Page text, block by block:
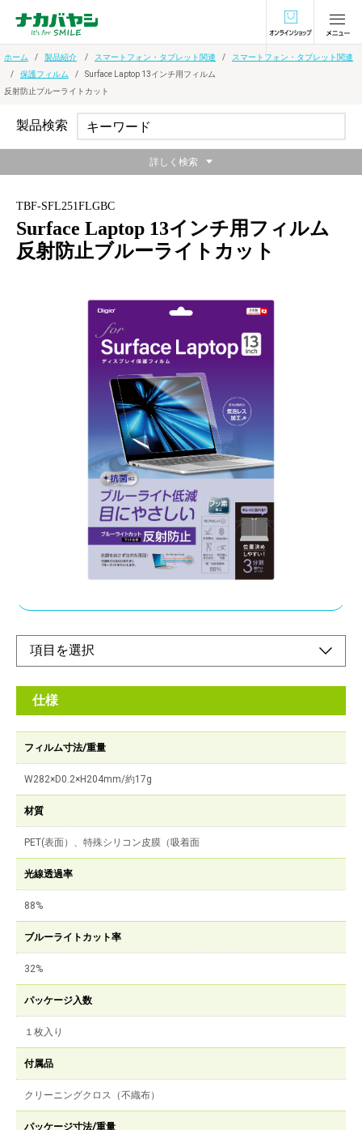
オンラインショ
ホーム 製品紹介 スマートフォン・タブレット関連
スマートフォン・タブレット関連
保護フィルム
Surface Laptop 13インチ用フィルム
反射防止ブルーライトカット
TBF-SFL251FLGBC
Surface Laptop 13インチ用フィルム
反射防止ブルーライトカット
ピタッと吸着、キレイをキープ
メーカー希望小売価格：
+ 税
・ディスプレイをキズや汚れから守る
・位置決めしやすい3分割離型シート
・指紋や汚れに強い
・気泡レス加工
仕様
フィルム寸法/重量
W282×D0.2×H204mm/約17g
材質
PET(表面）、特殊シリコン皮膜（吸着面
光線透過率
88%
ブルーライトカット率
32%
パッケージ入数
１枚入り
付属品
クリーニングクロス（不織布）
パッケージ寸法/重量
製品検索
詳しく検索